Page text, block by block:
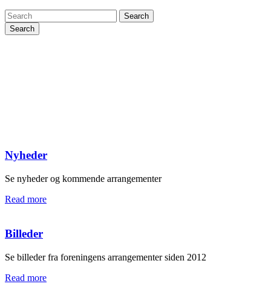
Search
Nyheder
Se nyheder og kommende arrangementer
Read more
Billeder
Se billeder fra foreningens arrangementer siden 2012
Read more